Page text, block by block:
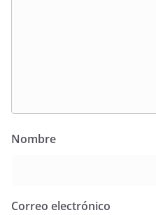
Nombre
Correo electrónico